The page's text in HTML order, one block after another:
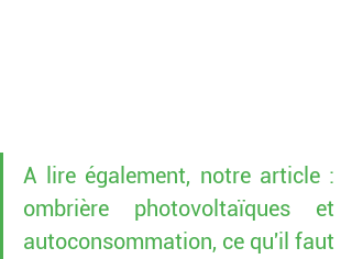
A lire également, notre article :
ombrière photovoltaïques et
autoconsommation, ce qu'il faut